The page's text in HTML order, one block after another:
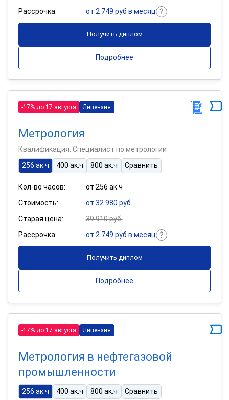
Рассрочка:
от 2 749 руб в месяц
Получить диплом
Подробнее
-17% до 17 августа Лицензия
Метрология
Квалификация: Специалист по метрологии
256 ак.ч
400 ак.ч 800 ак.ч Сравнить
Кол-во часов:
от 256 ак.ч
Стоимость:
от 32 980 руб.
Старая цена:
39 910 руб.
Рассрочка:
от 2 749 руб в месяц
Получить диплом
Подробнее
-17% до 17 августа Лицензия
Метрология в нефтегазовой
промышленности
256 ак.ч 400 ак.ч 800 ак.ч Сравнить